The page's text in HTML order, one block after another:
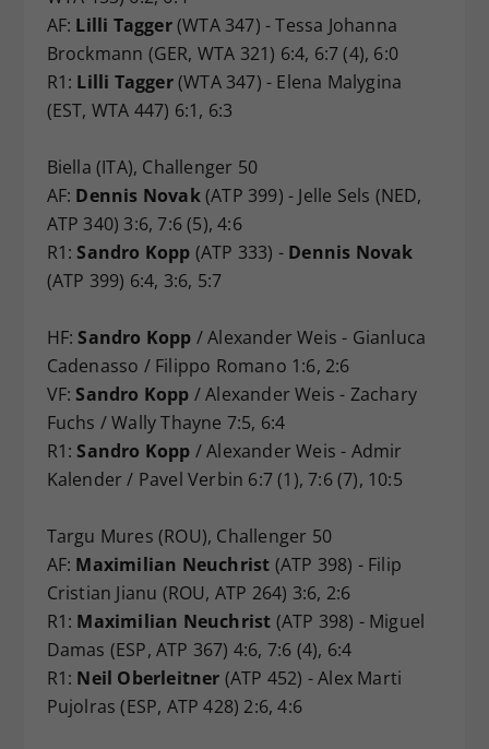
AF: Lilli Tagger(WTA 347) - Tessa Johanna
Brockmann (GER, WTA 321) 6:4, 6:7 (4), 6:0
R1: Lilli Tagger(WTA 347) - Elena Malygina
(EST, WTA 447) 6:1, 6:3
Biella (ITA), Challenger 50
AF: Dennis Novak(ATP 399) - Jelle Sels (NED,
ATP 340) 3:6, 7:6 (5), 4:6
R1:Sandro Kopp (ATP 333) - Dennis Novak
(ATP 399) 6:4, 3:6, 5:7
HF:Sandro Kopp / Alexander Weis - Gianluca
Cadenasso / Filippo Romano 1:6, 2:6
VF:Sandro Kopp / Alexander Weis - Zachary
Fuchs / Wally Thayne 7:5, 6:4
R1:Sandro Kopp / Alexander Weis - Admir
Kalender / Pavel Verbin 6:7 (1), 7:6 (7), 10:5
Targu Mures (ROU), Challenger 50
AF: Maximilian Neuchrist (ATP 398) - Filip
Cristian Jianu (ROU, ATP 264) 3:6, 2:6
R1: Maximilian Neuchrist (ATP 398) - Miguel
Damas (ESP, ATP 367) 4:6, 7:6 (4), 6:4
R1: Neil Oberleitner (ATP 452) - Alex Marti
Pujolras (ESP, ATP 428) 2:6, 4:6